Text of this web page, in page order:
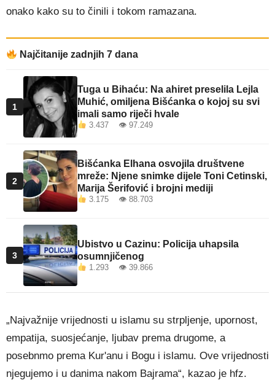
onako kako su to činili i tokom ramazana.
Najčitanije zadnjih 7 dana
1
Tuga u Bihaću: Na ahiret preselila Lejla
Muhić, omiljena Bišćanka o kojoj su svi
imali samo riječi hvale
3.437 👁 97.249
2
Bišćanka Elhana osvojila društvene
mreže: Njene snimke dijele Toni Cetinski,
Marija Šerifović i brojni mediji
3.175 👁 88.703
3
Ubistvo u Cazinu: Policija uhapsila
osumnjičenog
1.293 👁 39.866
„Najvažnije vrijednosti u islamu su strpljenje, upornost,
empatija, suosjećanje, ljubav prema drugome, a
posebnmo prema Kur'anu i Bogu i islamu. Ove vrijednosti
njegujemo i u danima nakom Bajrama“, kazao je hfz.